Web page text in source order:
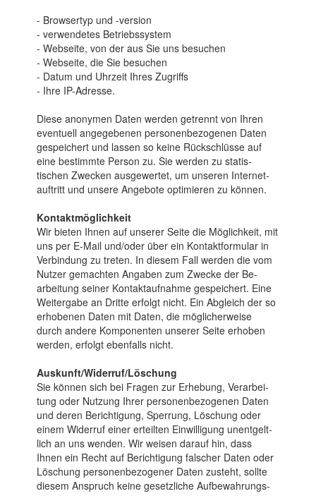
- Browsertyp und -version
- verwendetes Betriebssystem
- Webseite, von der aus Sie uns besuchen
- Webseite, die Sie besuchen
- Datum und Uhrzeit Ihres Zugriffs
- Ihre IP-Adresse.
Diese anonymen Daten wer­den getrennt von Ihren
even­tuell ange­gebenen personen­bezogenen Da­ten
ge­speichert und lassen so keine Rück­schlüsse auf
eine be­stimmte Per­son zu. Sie wer­den zu statis­
tischen Zwecken aus­gewertet, um unseren Internet­
auftritt und unsere An­gebote opti­mieren zu kön­nen.
Kontaktmöglichkeit
Wir bieten Ihnen auf unserer Sei­te die Mög­lich­keit, mit
uns per E-Mail und/oder über ein Kontakt­formu­lar in
Ver­bin­dung zu tret­en. In die­sem Fall werden die vom
Nut­zer ge­machten An­gab­en zum Zwecke der Be­
arbei­tung seiner Kontakt­aufnahme ge­speichert. Eine
Weiter­gabe an Dritte erfolgt nicht. Ein Ab­gleich der so
erho­benen Da­ten mit Da­ten, die mög­licher­weise
durch andere Kompo­nenten unserer Sei­te erhoben
werden, er­folgt eben­falls nicht.
Auskunft/Widerruf/Löschung
Sie können sich bei Fra­gen zur Er­heb­ung, Ver­arbei­
tung oder Nut­zung Ihrer personen­bezoge­nen Da­ten
und deren Berich­tigung, Sper­rung, Lö­schung oder
einem Wider­ruf einer erteil­ten Ein­willigung unent­gelt­
lich an uns wen­den. Wir wei­sen darauf hin, dass
Ihnen ein Recht auf Be­rich­ti­gung fal­scher Da­ten oder
Lö­schung personen­bezo­gener Da­ten zu­steht, sollte
diesem An­spruch keine ge­setz­liche Auf­bewah­rungs­